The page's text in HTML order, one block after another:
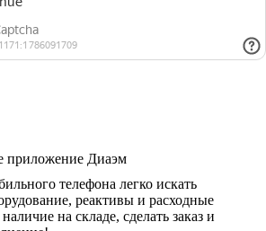
приложение Диаэм
телефона легко искать
реактивы и расходные
на складе, сделать заказ и